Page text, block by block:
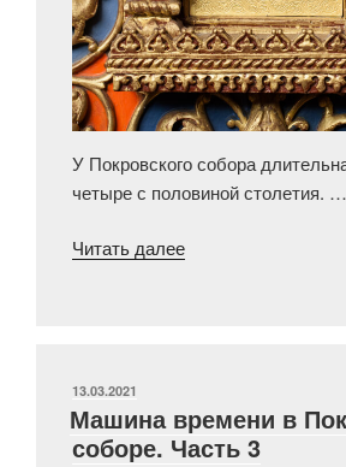
У Покровского собора
четыре с половиной столетия. …
Читать далее«Мытарь,
ОПУБЛИКОВАНО
13.03.2021
Машина времени в
соборе. Часть 3